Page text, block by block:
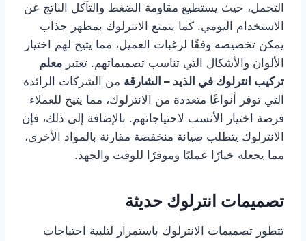
التحمل، حيث يستطيع مقاومة الضغط والتآكل الناتج عن
الاستخدام اليومي. كما يتمتع الانترلوك بمظهر جذاب
يمكن تخصيصه وفقًا لرغبات العميل، مما يتيح لهم اختيار
الألوان والأشكال التي تناسب تصميماتهم. تعتبر معلم
تركيب انترلوك في الذيد – الشارقة من الشركات الرائدة
التي توفر أنواعًا متعددة من الانترلوك، مما يتيح للعملاء
فرصة اختيار الأنسب لاحتياجاتهم. بالإضافة إلى ذلك، فإن
الانترلوك يتطلب صيانة منخفضة مقارنة بالمواد الأخرى،
مما يجعله خيارًا عمليًا وموفرًا للوقت والجهد.
تصميمات انترلوك حديثة
تتطور تصميمات الانترلوك باستمرار لتلبية احتياجات